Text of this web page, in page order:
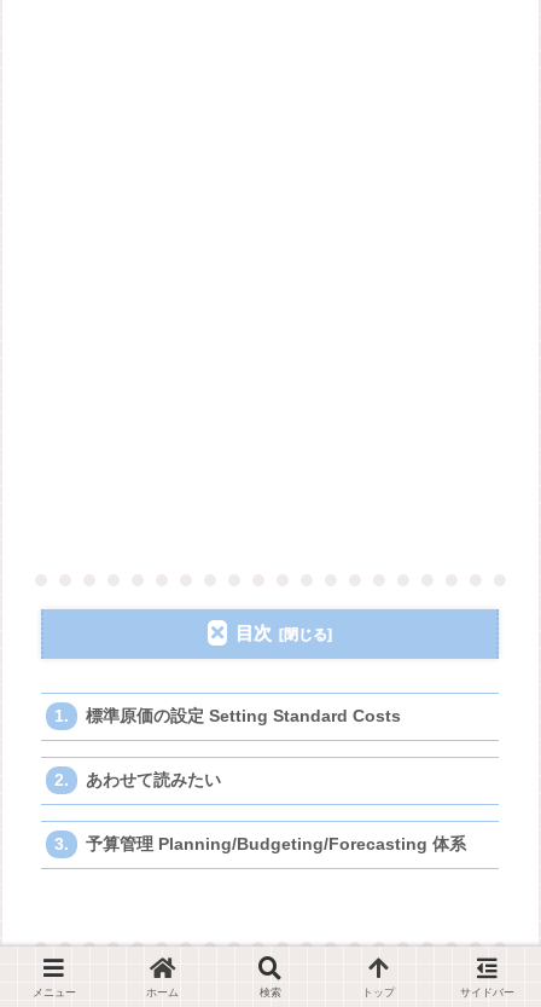
目次
標準原価の設定 Setting Standard Costs
あわせて読みたい
予算管理 Planning/Budgeting/Forecasting 体系
メニュー ホーム 検索 トップ サイドバー